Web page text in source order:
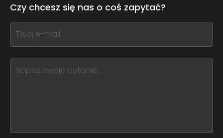
this
form
field
blank
Czy chcesz się nas o coś zapytać?
If
you
this,
leave